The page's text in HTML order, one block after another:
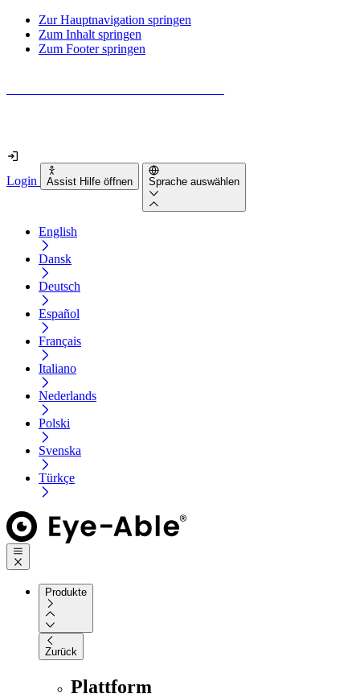
Zur Hauptnavigation springen
Zum Inhalt springen
Zum Footer springen
Login Assist Hilfe öffnen Sprache auswählen
English
Dansk
Deutsch
Español
Français
Italiano
Nederlands
Polski
Svenska
Türkçe
Produkte
Zurück
Plattform